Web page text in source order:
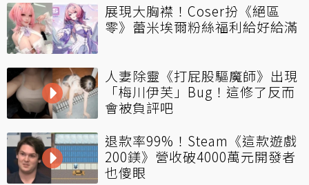
展現大胸襟！Coser扮《絕區
零》蕾米埃爾粉絲福利給好給滿
人妻除靈《打屁股驅魔師》出現
「梅川伊芙」Bug！這修了反而
會被負評吧
退款率99%！Steam《這款遊戲
200鎂》營收破4000萬元開發者
也傻眼